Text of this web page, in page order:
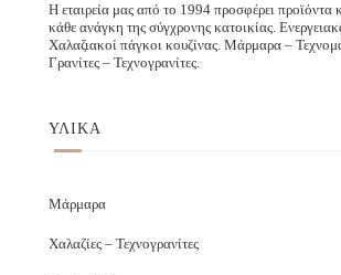
Η εταιρεία μας από το 1994 προσφέρει προϊόντα
κάθε ανάγκη της σύγχρονης κατοικίας.
Χαλαζιακοί πάγκοι κουζίνας. Μάρμαρα –
Γρανίτες – Τεχνογρανίτες.
ΥΛΙΚΑ
Μάρμαρα
Χαλαζίες – Τεχνογρανίτες